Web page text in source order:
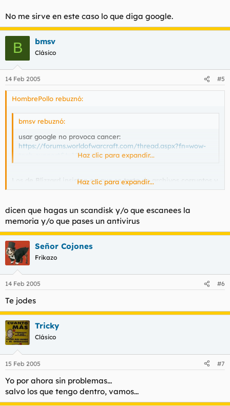
No me sirve en este caso lo que diga google.
B bmsv
Clásico
14 Feb 2005 #5
HombrePollo rebuznó:
bmsv rebuznó:
usar google no provoca cancer:
https://forums.worldofwarcraft.com/thread.aspx?fn=wow-
tech-support&t=1274&tmp=1Haz clic para expandir...
Los de Blizzard insisten en que se trata de archivos corruptos y
solo dan como solución volver a instalar. Pero le está pasando a
No me sirve en este caso lo que diga google.
Haz clic para expandir...
dicen que hagas un scandisk y/o que escanees la
memoria y/o que pases un antivirus
Señor Cojones
Frikazo
14 Feb 2005 #6
Te jodes
Tricky
Clásico
15 Feb 2005 #7
Yo por ahora sin problemas...
salvo los que tengo dentro, vamos...